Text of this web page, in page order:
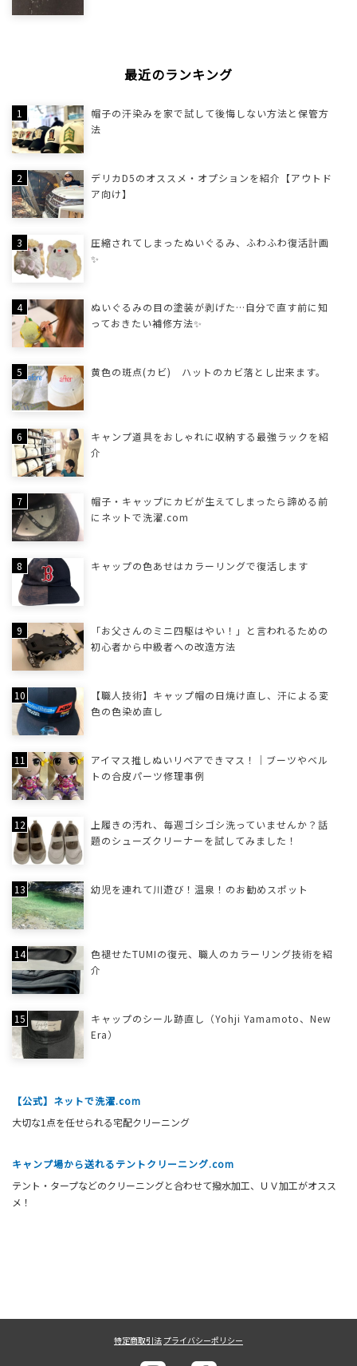
最近のランキング
帽子の汗染みを家で試して後悔しない方法と保管方
法
デリカD5のオススメ・オプションを紹介【アウトド
ア向け】
圧縮されてしまったぬいぐるみ、ふわふわ復活計画
✨
ぬいぐるみの目の塗装が剥げた…自分で直す前に知
っておきたい補修方法✨
黄色の斑点(カビ) ハットのカビ落とし出来ます。
キャンプ道具をおしゃれに収納する最強ラックを紹
介
帽子・キャップにカビが生えてしまったら諦める前
にネットで洗濯.com
キャップの色あせはカラーリングで復活します
「お父さんのミニ四駆はやい！」と言われるための
初心者から中級者への改造方法
【職人技術】キャップ帽の日焼け直し、汗による変
色の色染め直し
アイマス推しぬいリペアできマス！｜ブーツやベル
トの合皮パーツ修理事例
上履きの汚れ、毎週ゴシゴシ洗っていませんか？話
題のシューズクリーナーを試してみました！
幼児を連れて川遊び！温泉！のお勧めスポット
色褪せたTUMIの復元、職人のカラーリング技術を紹
介
キャップのシール跡直し（Yohji Yamamoto、New
Era）
【公式】ネットで洗濯.com
大切な1点を任せられる宅配クリーニング
キャンプ場から送れるテントクリーニング.com
テント・タープなどのクリーニングと合わせて撥水加工、ＵＶ加工がオスス
メ！
特定商取引法 プライバシーポリシー